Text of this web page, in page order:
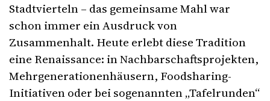
Stadtvierteln – das gemeinsame Mahl war
schon immer ein Ausdruck von
Zusammenhalt. Heute erlebt diese Tradition
eine Renaissance: in Nachbarschaftsprojekten,
Mehrgenerationenhäusern, Foodsharing-
Initiativen oder bei sogenannten „Tafelrunden“